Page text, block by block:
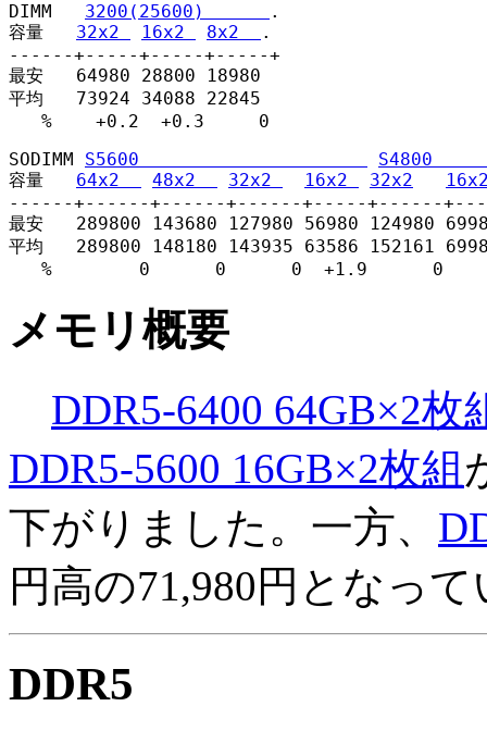
DIMM 3200(25600)
.
容量 32x2 16x2 8x2
.
------+-----+-----+-----+
最安   64980 28800 18980
平均   73924 34088 22845
   %    +0.2  +0.3     0
SODIMM S5600
容量 64x2 48x2 32x2 16x2 32x2
------+------+------+------+-----+------
最安   289800 143680 127980 56980 124980
平均   289800 148180 143935 63586 152161
%        0      0      0  +1.9      0
メモリ概要
DDR5-6400 64GB×2枚
DDR5-5600 16GB×2枚組
下がりました。一方、
円高の71,980円となっ
DDR5